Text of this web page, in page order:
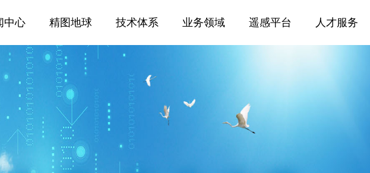
中心 精图地球 技术体系 业务领域 遥感平台 人才服务